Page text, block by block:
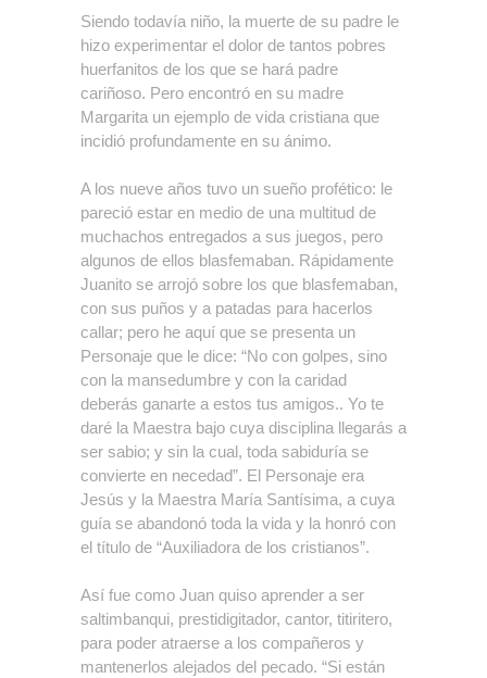
Siendo todavía niño, la muerte de su padre le
hizo experimentar el dolor de tantos pobres
huerfanitos de los que se hará padre
cariñoso. Pero encontró en su madre
Margarita un ejemplo de vida cristiana que
incidió profundamente en su ánimo.
A los nueve años tuvo un sueño profético: le
pareció estar en medio de una multitud de
muchachos entregados a sus juegos, pero
algunos de ellos blasfemaban. Rápidamente
Juanito se arrojó sobre los que blasfemaban,
con sus puños y a patadas para hacerlos
callar; pero he aquí que se presenta un
Personaje que le dice: “No con golpes, sino
con la mansedumbre y con la caridad
deberás ganarte a estos tus amigos.. Yo te
daré la Maestra bajo cuya disciplina llegarás a
ser sabio; y sin la cual, toda sabiduría se
convierte en necedad”. El Personaje era
Jesús y la Maestra María Santísima, a cuya
guía se abandonó toda la vida y la honró con
el título de “Auxiliadora de los cristianos”.
Así fue como Juan quiso aprender a ser
saltimbanqui, prestidigitador, cantor, titiritero,
para poder atraerse a los compañeros y
mantenerlos alejados del pecado. “Si están